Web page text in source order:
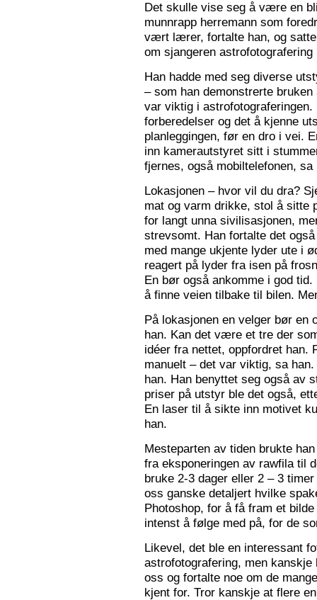
Det skulle vise seg å være en
munnrapp herremann som
vært lærer, fortalte han, og
om sjangeren astrofotografering
Han hadde med seg diverse
– som han demonstrerte
var viktig i
forberedelser og det å kjenne
planleggingen, før en dro i vei.
inn kamerautstyret sitt i
fjernes, også mobiltelefonen, sa
Lokasjonen – hvor vil du dra?
mat og varm drikke, stol å
for langt unna sivilisasjonen,
strevsomt. Han fortalte det
med mange ukjente lyder ute i
reagert på lyder fra isen på
En bør også ankomme i god
å finne veien tilbake til bilen.
På lokasjonen en velger bør en
han. Kan det være et tre der
idéer fra nettet, oppfordret han.
manuelt – det var viktig, sa
han. Han benyttet seg også av
priser på utstyr ble det også,
En laser til å sikte inn motivet
han.
Mesteparten av tiden brukte
fra eksponeringen av rawfila til
bruke 2-3 dager eller 2 – 3
oss ganske detaljert hvilke
Photoshop, for å få fram et
intenst å følge med på, for de
Likevel, det ble en interessant
astrofotografering, men
oss og fortalte noe om de
kjent for. Tror kanskje at flere